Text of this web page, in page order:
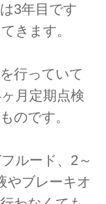
3年目です
きます。
行っていて
月定期点検
のです。
ルード、2～
やブレーキオ